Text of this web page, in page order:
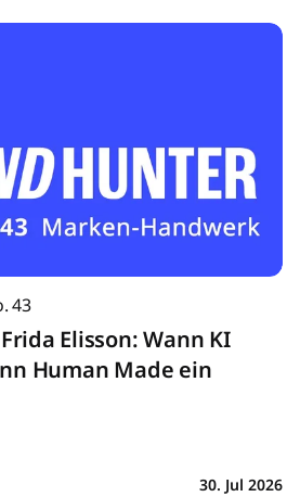
43
Elisson: Wann KI
Human Made ein
30. Jul 2026